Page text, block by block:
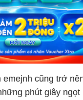
cũng trở
phút giây ngọt